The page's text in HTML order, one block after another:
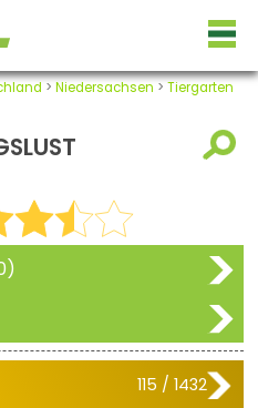
> Niedersachsen > Tiergarten
115 / 1432